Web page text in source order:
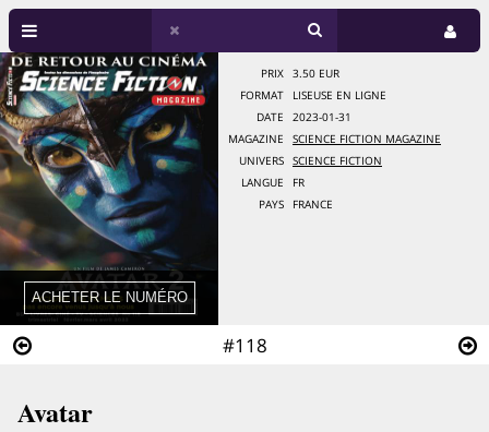
#118
PRIX
3.50 EUR
FORMAT
LISEUSE EN LIGNE
DATE
2023-01-31
MAGAZINE
SCIENCE FICTION MAGAZINE
UNIVERS
SCIENCE FICTION
LANGUE
FR
PAYS
FRANCE
Avatar